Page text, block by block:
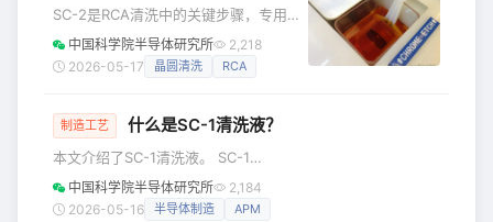
过刚性支撑结构固定高纯度多晶硅棒，
底部区域配置高频感应线圈作为主要热
源。该线圈通过电磁感应原理产生高
境，形成稳定的热力
SC-2是RCA清洗中的关键步骤，专用于
去除晶圆表面的碱金属与重金属离子。
它利用HCl与H₂O₂的强氧化与络合作
RCA清洗体系中的第二道清洗液，全称
的Werner Kern在1970年发明，至今仍
是半导体晶圆清洗的行业标准。 标准配
方（体积比）： HCl:H2O2:H
中国科学院半导体研究所
2,218
2026-05-17
晶圆清洗 RCA
制造工艺 什么是SC-1清洗液？
本文介绍了SC-1清洗液。 SC-1
(Standard Clean 1)，全称为标准清洗液
一号，通常也叫做 APM (Ammonia
中国科学院半导体研究所
2,184
2026-05-16
半导体制造 APM